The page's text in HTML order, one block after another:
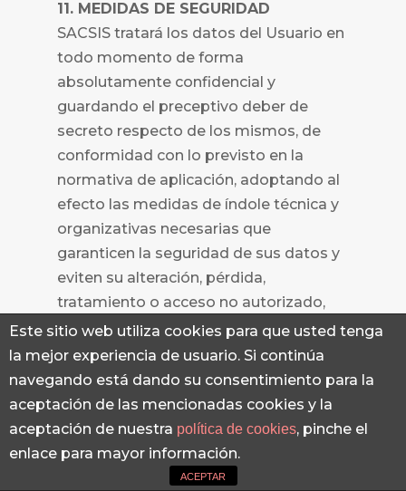
11. MEDIDAS DE SEGURIDAD
SACSIS tratará los datos del Usuario en
todo momento de forma
absolutamente confidencial y
guardando el preceptivo deber de
secreto respecto de los mismos, de
conformidad con lo previsto en la
normativa de aplicación, adoptando al
efecto las medidas de índole técnica y
organizativas necesarias que
garanticen la seguridad de sus datos y
eviten su alteración, pérdida,
tratamiento o acceso no autorizado,
habida cuenta del estado de la
tecnología, la naturaleza de los datos
almacenados y los riesgos a que están
expuestos.
Fecha última actualización: 28 de
Este sitio web utiliza cookies para que usted tenga
la mejor experiencia de usuario. Si continúa
navegando está dando su consentimiento para la
aceptación de las mencionadas cookies y la
aceptación de nuestra política de cookies, pinche el
enlace para mayor información.
ACEPTAR